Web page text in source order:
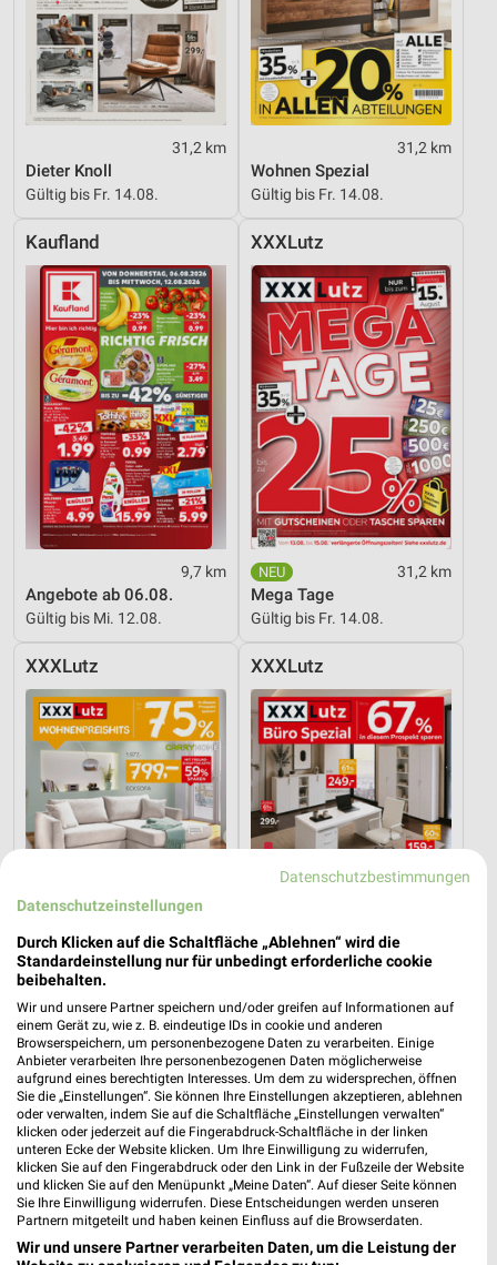
31,2 km
Dieter Knoll
Gültig bis Fr. 14.08.
31,2 km
Wohnen Spezial
Gültig bis Fr. 14.08.
Kaufland
9,7 km
Angebote ab 06.08.
Gültig bis Mi. 12.08.
XXXLutz
31,2 km
Mega Tage
Gültig bis Fr. 14.08.
XXXLutz
Wohnenpreishits
Gültig bis Fr. 14.08.
XXXLutz
Büro Spezial
Gültig bis Fr. 14.08.
XXXLutz XXXLutz
Datenschutzbestimmungen
Datenschutzeinstellungen
Durch Klicken auf die Schaltfläche „Ablehnen“ wird die
Standardeinstellung nur für unbedingt erforderliche cookie
beibehalten.
Wir und unsere Partner speichern und/oder greifen auf Informationen auf
einem Gerät zu, wie z. B. eindeutige IDs in cookie und anderen
Browserspeichern, um personenbezogene Daten zu verarbeiten. Einige
Anbieter verarbeiten Ihre personenbezogenen Daten möglicherweise
aufgrund eines berechtigten Interesses. Um dem zu widersprechen, öffnen
Sie die „Einstellungen“. Sie können Ihre Einstellungen akzeptieren, ablehnen
oder verwalten, indem Sie auf die Schaltfläche „Einstellungen verwalten“
klicken oder jederzeit auf die Fingerabdruck-Schaltfläche in der linken
unteren Ecke der Website klicken. Um Ihre Einwilligung zu widerrufen,
klicken Sie auf den Fingerabdruck oder den Link in der Fußzeile der Website
und klicken Sie auf den Menüpunkt „Meine Daten“. Auf dieser Seite können
Sie Ihre Einwilligung widerrufen. Diese Entscheidungen werden unseren
Partnern mitgeteilt und haben keinen Einfluss auf die Browserdaten.
Wir und unsere Partner verarbeiten Daten, um die Leistung der